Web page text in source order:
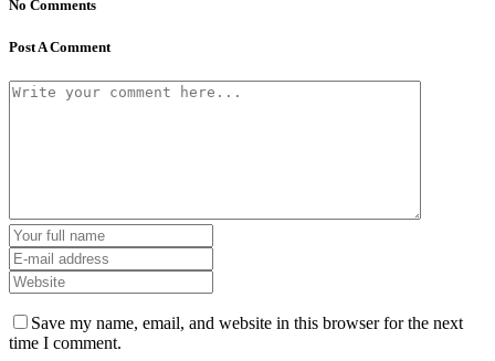
No Comments
Post A Comment
Save my name, email, and website in this browser for the next
time I comment.